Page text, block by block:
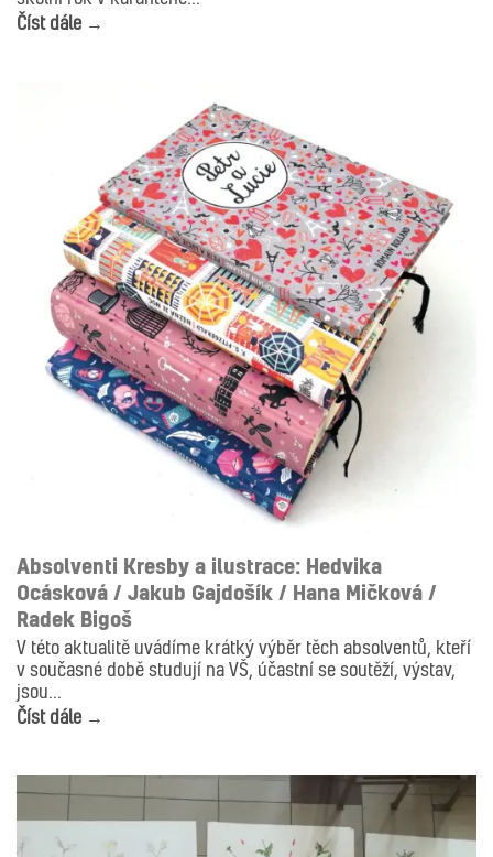
Číst dále →
Absolventi Kresby a ilustrace: Hedvika
Ocásková / Jakub Gajdošík / Hana Mičková /
Radek Bigoš
V této aktualitě uvádíme krátký výběr těch absolventů, kteří
v současné době studují na VŠ, účastní se soutěží, výstav,
jsou...
Číst dále →